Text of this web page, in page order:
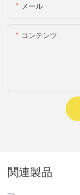
メール
コンテンツ
関連製品